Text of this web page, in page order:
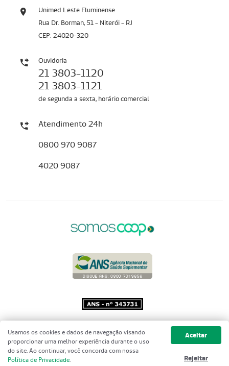
Unimed Leste Fluminense
Rua Dr. Borman, 51 - Niterói - RJ
CEP: 24020-320
Ouvidoria
21 3803-1120
21 3803-1121
de segunda a sexta, horário comercial
Atendimento 24h
0800 970 9087
4020 9087
Copyright 2001 - 2026 Unimed do
Brasil - Todos os direitos reservados
Usamos os cookies e dados de navegação visando
proporcionar uma melhor experiência durante o uso
do site. Ao continuar, você concorda com nossa
Política de Privacidade.
Aceitar
Rejeitar